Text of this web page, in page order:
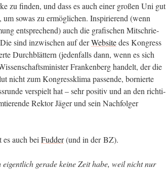
zu fin­den, und dass es auch einer gro­ßen Uni gut
sowas zu ermög­li­chen. Inspi­rie­rend (wenn
ent­spre­chend) auch die gra­fi­schen Mit­schrie­
sind inzwi­schen auf derWeb­sitedes Kon­gress
Durch­blät­tern (jeden­falls dann, wenn es sich
Fran­ken­berg han­delt, der die
nicht zum Kon­gress­kli­ma pas­sen­de, bor­nier­te
ver­spielt hat – sehr posi­tiv und an den rich­ti­
Rek­tor Jäger und sein Nach­fol­ger
auch bei Fud­der(und in der BZ).
gera­de kei­ne Zeit habe, weil nicht nur